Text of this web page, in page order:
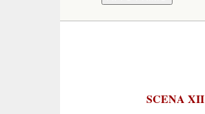
SCENA XII